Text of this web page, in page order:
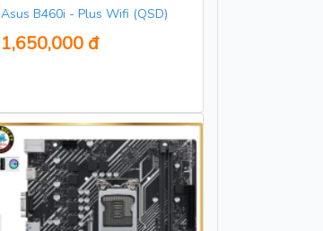
Asus B460i - Plus Wifi (QSD)
1,650,000 đ